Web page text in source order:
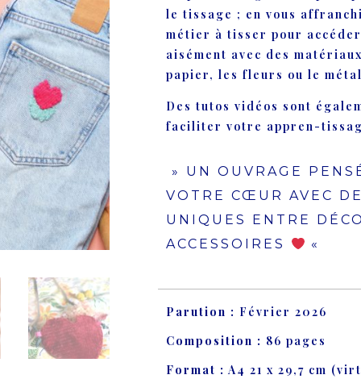
le tissage ; en vous
métier à tisser pour
aisément avec des
papier, les fleurs ou le
Des tutos vidéos sont
faciliter votre appren-
» UN OUVRAGE
VOTRE CŒUR AVEC
UNIQUES ENTRE
ACCESSOIRES
«
Parution : Février 2026
Composition : 86 pages
Format : A4 21 x 29,7 cm